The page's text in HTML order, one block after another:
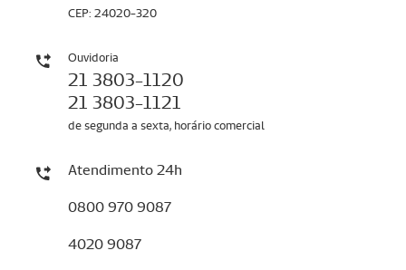
CEP: 24020-320
Ouvidoria
21 3803-1120
21 3803-1121
de segunda a sexta, horário comercial
Atendimento 24h
0800 970 9087
4020 9087